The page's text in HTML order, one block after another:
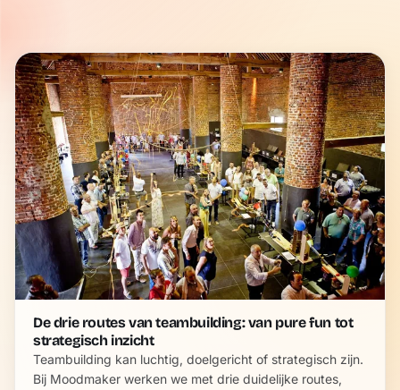
De drie routes van teambuilding: van pure fun tot
strategisch inzicht
Teambuilding kan luchtig, doelgericht of strategisch zijn.
Bij Moodmaker werken we met drie duidelijke routes,